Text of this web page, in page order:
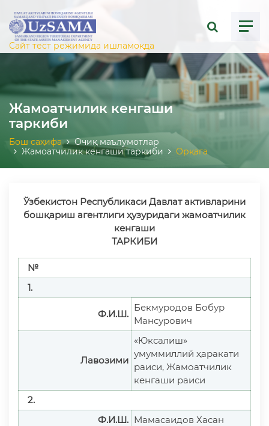
menu
Сайт тест режимида ишламоқда
Жамоатчилик кенгаши
таркиби
Бош саҳифа
Очиқ маълумотлар
Жамоатчилик кенгаши таркиби
Орқага
Ўзбекистон Республикаси Давлат активларини
бошқариш агентлиги ҳузуридаги жамоатчилик
кенгаши
ТАРКИБИ
№
1.
Ф.И.Ш.
Бекмуродов Бобур
Мансурович
Лавозими
«Юксалиш»
умуммиллий ҳаракати
раиси, Жамоатчилик
кенгаши раиси
2.
Ф.И.Ш. Мамасаидов Хасан